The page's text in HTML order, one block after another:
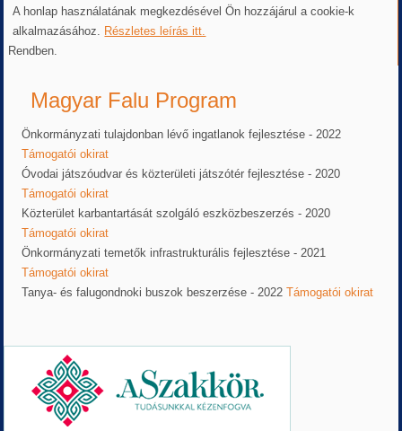
A honlap használatának megkezdésével Ön hozzájárul a cookie-k
alkalmazásához. Részletes leírás itt.
Rendben.
Magyar Falu Program
Önkormányzati tulajdonban lévő ingatlanok fejlesztése - 2022
Támogatói okirat
Óvodai játszóudvar és közterületi játszótér fejlesztése - 2020
Támogatói okirat
Közterület karbantartását szolgáló eszközbeszerzés - 2020
Támogatói okirat
Önkormányzati temetők infrastrukturális fejlesztése - 2021
Támogatói okirat
Tanya- és falugondnoki buszok beszerzése - 2022Támogatói okirat